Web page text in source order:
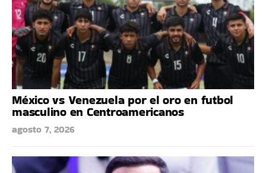
México vs Venezuela por el oro en futbol
masculino en Centroamericanos
agosto 7, 2026